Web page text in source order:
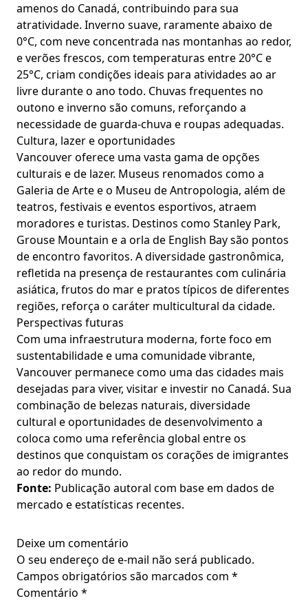
amenos do Canadá, contribuindo para sua
atratividade. Inverno suave, raramente abaixo de
0°C, com neve concentrada nas montanhas ao redor,
e verões frescos, com temperaturas entre 20°C e
25°C, criam condições ideais para atividades ao ar
livre durante o ano todo. Chuvas frequentes no
outono e inverno são comuns, reforçando a
necessidade de guarda-chuva e roupas adequadas.
Cultura, lazer e oportunidades
Vancouver oferece uma vasta gama de opções
culturais e de lazer. Museus renomados como a
Galeria de Arte e o Museu de Antropologia, além de
teatros, festivais e eventos esportivos, atraem
moradores e turistas. Destinos como Stanley Park,
Grouse Mountain e a orla de English Bay são pontos
de encontro favoritos. A diversidade gastronômica,
refletida na presença de restaurantes com culinária
asiática, frutos do mar e pratos típicos de diferentes
regiões, reforça o caráter multicultural da cidade.
Perspectivas futuras
Com uma infraestrutura moderna, forte foco em
sustentabilidade e uma comunidade vibrante,
Vancouver permanece como uma das cidades mais
desejadas para viver, visitar e investir no Canadá. Sua
combinação de belezas naturais, diversidade
cultural e oportunidades de desenvolvimento a
coloca como uma referência global entre os
destinos que conquistam os corações de imigrantes
ao redor do mundo.
Fonte: Publicação autoral com base em dados de
mercado e estatísticas recentes.
Deixe um comentário
O seu endereço de e-mail não será publicado.
Campos obrigatórios são marcados com *
Comentário *